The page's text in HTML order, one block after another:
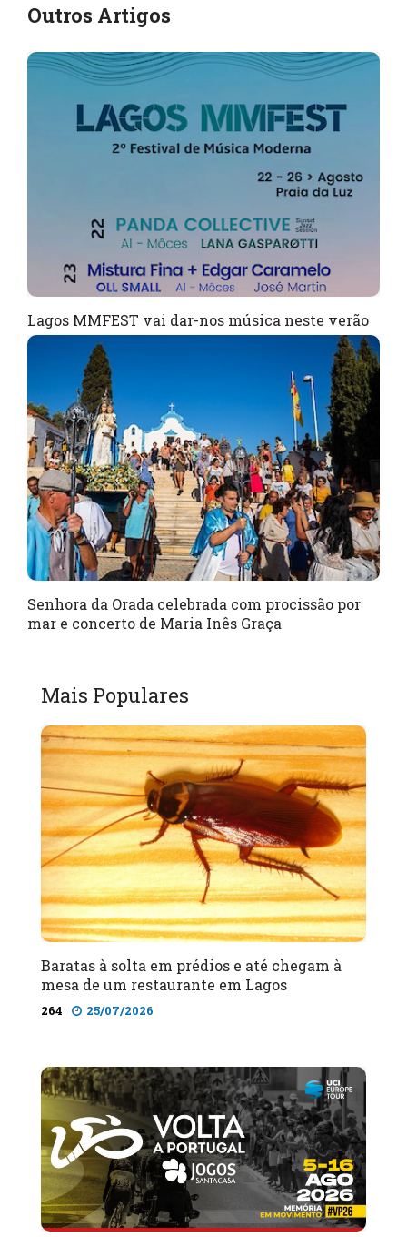
Outros Artigos
Lagos MMFEST vai dar-nos música neste verão
Senhora da Orada celebrada com procissão por
mar e concerto de Maria Inês Graça
Mais Populares
Baratas à solta em prédios e até chegam à
mesa de um restaurante em Lagos
264 25/07/2026